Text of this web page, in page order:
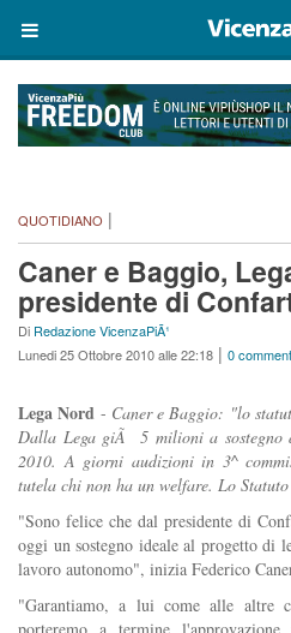
QUOTIDIANO |
Caner e Baggio,
presidente di
Di Redazione VicenzaPiÃ¹
Lunedi 25 Ottobre 2010 alle 22:18 | 0
Lega Nord - Caner e Baggio: "lo
Dalla Lega giÃ 5 milioni a sostegno
2010. A giorni audizioni in 3^
tutela chi non ha un welfare. Lo
"Sono felice che dal presidente di
oggi un sostegno ideale al progetto di
lavoro autonomo", inizia Federico
"Garantiamo, a lui come alle altre